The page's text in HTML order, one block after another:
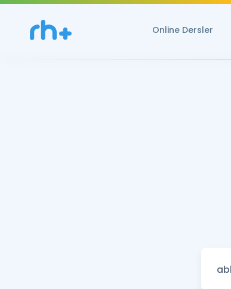
Online Dersler